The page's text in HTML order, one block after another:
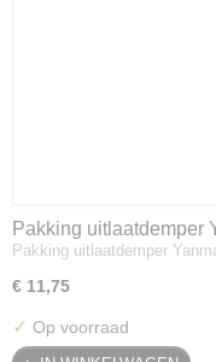
Pakking uitlaatdemper
128300-13230
Pakking uitlaatdemper
€ 11,75
✓ Op voorraad